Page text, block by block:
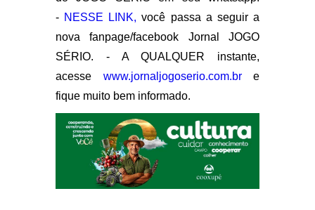
- NESSE LINK, você passa a seguir a
nova fanpage/facebook Jornal JOGO
SÉRIO. - A QUALQUER instante,
acesse www.jornaljogoserio.com.bre
fique muito bem informado.